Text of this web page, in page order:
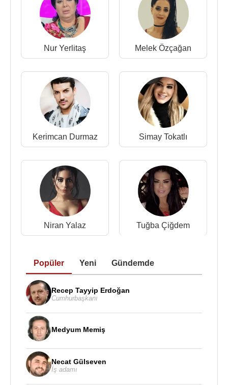
Nur Yerlitaş Melek Özçağan
Kerimcan Durmaz Simay Tokatlı
Niran Yalaz Tuğba Çiğdem
Popüler Yeni Gündemde
Recep Tayyip Erdoğan
Cumhurbaşkanı
Medyum Memiş
Necat Gülseven
İş adamı